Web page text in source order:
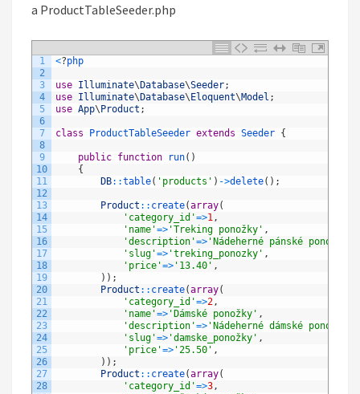
a ProductTableSeeder.php
1
2
3
4
5
6
7
8
9
10
11
12
13
14
15
16
17
18
19
20
21
22
23
24
25
26
27
28
<?php
use Illuminate\ Database\Seeder;
use Illuminate\ Database\ Eloquent\Model ;
use App\ Product ;
class ProductTableSeeder extends Seeder {
public function run( )
{
DB::table( 'products' ) ->delete( ) ;
Product :: create(array(
'category_id'=>1,
'name'=> 'Treking ponožky' ,
'description'=> 'Nádeherné pánské ponožky
'slug'=> 'treking_ponozky' ,
'price'=> '13.40' ,
) ) ;
Product :: create(array(
'category_id'=>2,
'name'=> 'Dámské ponožky' ,
'description'=> 'Nádeherné dámské ponožky
'slug'=> 'damske_ponožky' ,
'price'=> '25.50' ,
) ) ;
Product :: create(array(
'category_id'=>3,